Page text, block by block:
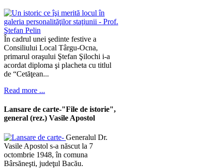
În cadrul unei şedinte festive a
Consiliului Local Târgu-Ocna,
primarul oraşului Ştefan Şilochi i-a
acordat diploma şi placheta cu titlul
de “Cetăţean...
Read more ...
Lansare de carte-"File de istorie",
general (rez.) Vasile Apostol
Generalul Dr.
Vasile Apostol s-a născut la 7
octombrie 1948, în comuna
Bârsăneşti, judeţul Bacău.